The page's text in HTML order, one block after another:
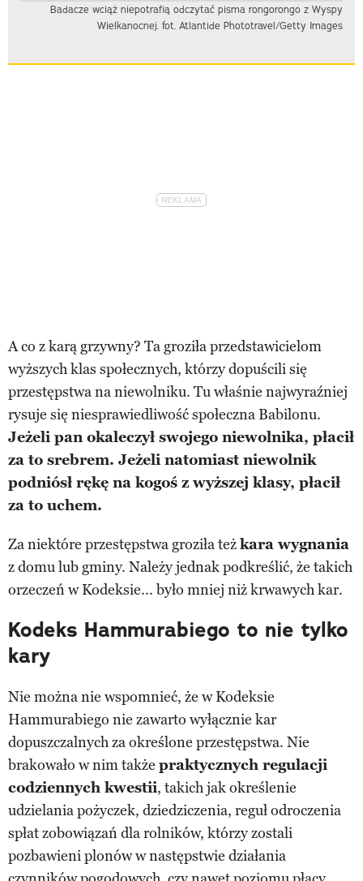
Badacze wciąż niepotrafią odczytać pisma rongorongo z Wyspy
Wielkanocnej. fot. Atlantide Phototravel/Getty Images
A co z karą grzywny? Ta groziła przedstawicielom
wyższych klas społecznych, którzy dopuścili się
przestępstwa na niewolniku. Tu właśnie najwyraźniej
rysuje się niesprawiedliwość społeczna Babilonu.
Jeżeli pan okaleczył swojego niewolnika, płacił
za to srebrem. Jeżeli natomiast niewolnik
podniósł rękę na kogoś z wyższej klasy, płacił
za to uchem.
Za niektóre przestępstwa groziła teżkara wygnania
z domu lub gminy. Należy jednak podkreślić, że takich
orzeczeń w Kodeksie... było mniej niż krwawych kar.
Kodeks Hammurabiego to nie tylko
kary
Nie można nie wspomnieć, że w Kodeksie
Hammurabiego nie zawarto wyłącznie kar
dopuszczalnych za określone przestępstwa. Nie
brakowało w nim także praktycznych regulacji
codziennych kwestii, takich jak określenie
udzielania pożyczek, dziedziczenia, reguł odroczenia
spłat zobowiązań dla rolników, którzy zostali
pozbawieni plonów w następstwie działania